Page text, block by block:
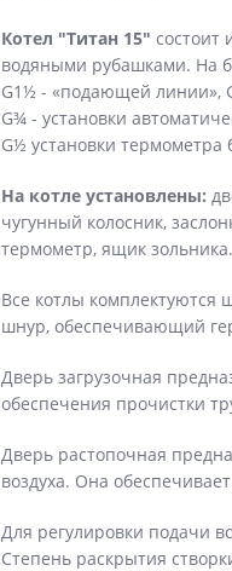
Котел "Титан 15" состоит
водяными рубашками. На
G1½ - «подающей линии»,
G¾ - установки
G½ установки термометра
На котле установлены:
чугунный колосник,
термометр, ящик зольника.
Все котлы
шнур, обеспечивающий
Дверь загрузочная
обеспечения прочистки
Дверь растопочная
воздуха. Она
Для регулировки подачи
Степень раскрытия